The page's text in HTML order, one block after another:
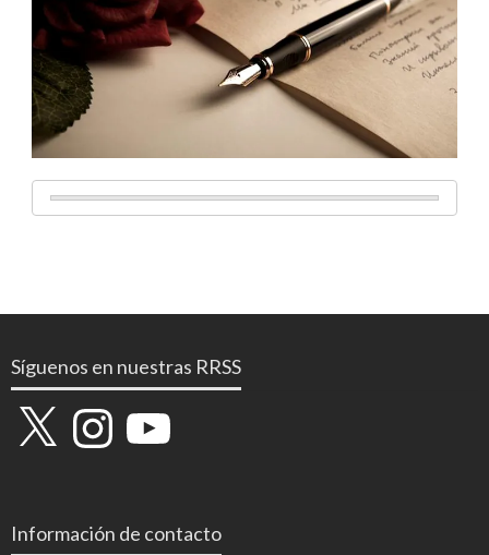
Síguenos en nuestras RRSS
X InstagramYouTube
Información de contacto